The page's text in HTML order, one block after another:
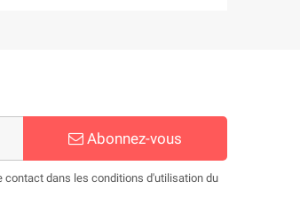
Abonnez-vous
contact dans les conditions d'utilisation du